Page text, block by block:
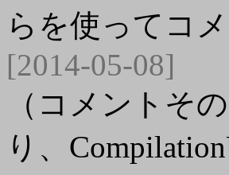
らを使ってコ
[2014-05-08]
（コメントそ
り、